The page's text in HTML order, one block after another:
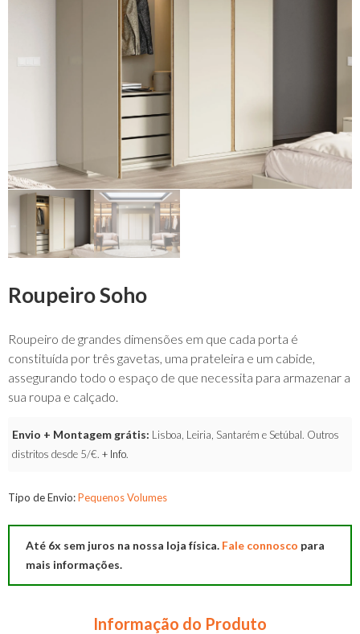
Roupeiro Soho
Roupeiro de grandes dimensões em que cada porta é
constituída por três gavetas, uma prateleira e um cabide,
assegurando todo o espaço de que necessita para armazenar a
sua roupa e calçado.
Envio + Montagem grátis: Lisboa, Leiria, Santarém e Setúbal. Outros
distritos desde 5/€. + Info.
Tipo de Envio:Pequenos Volumes
Até 6x sem juros na nossa loja física. Fale connosco para
mais informações.
Informação do Produto